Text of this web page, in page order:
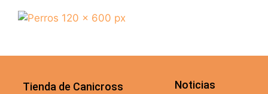
Tienda de Canicross Noticias